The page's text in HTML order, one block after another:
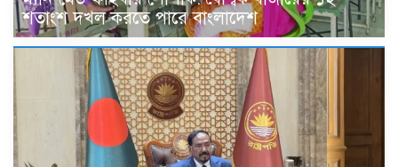
শতাংশ দখল করতে পারে বাংলাদেশ